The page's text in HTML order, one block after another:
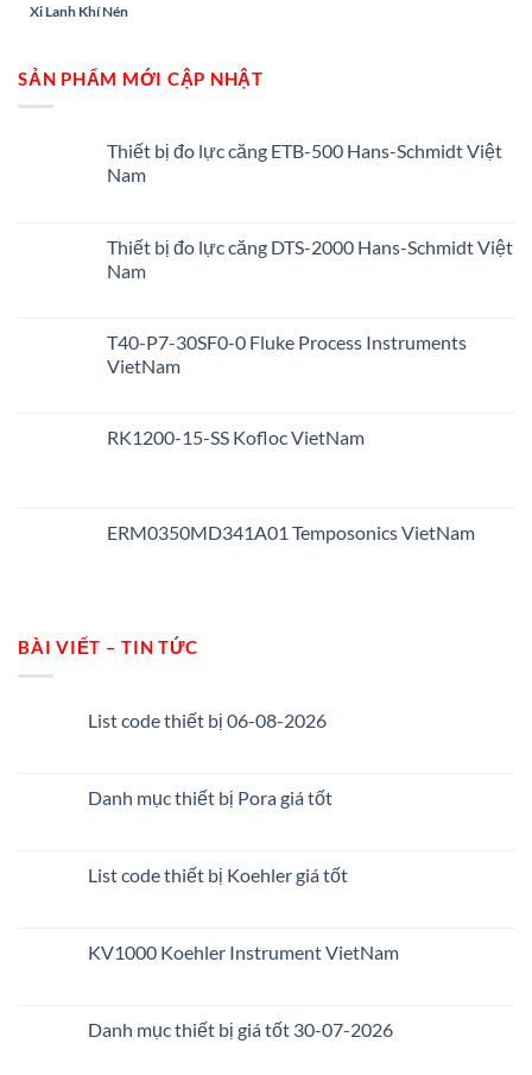
Xi Lanh Khí Nén
SẢN PHẨM MỚI CẬP NHẬT
Thiết bị đo lực căng ETB-500 Hans-Schmidt Việt
Nam
Thiết bị đo lực căng DTS-2000 Hans-Schmidt Việt
Nam
T40-P7-30SF0-0 Fluke Process Instruments
VietNam
RK1200-15-SS Kofloc VietNam
ERM0350MD341A01 Temposonics VietNam
BÀI VIẾT – TIN TỨC
List code thiết bị 06-08-2026
Danh mục thiết bị Pora giá tốt
List code thiết bị Koehler giá tốt
KV1000 Koehler Instrument VietNam
Danh mục thiết bị giá tốt 30-07-2026